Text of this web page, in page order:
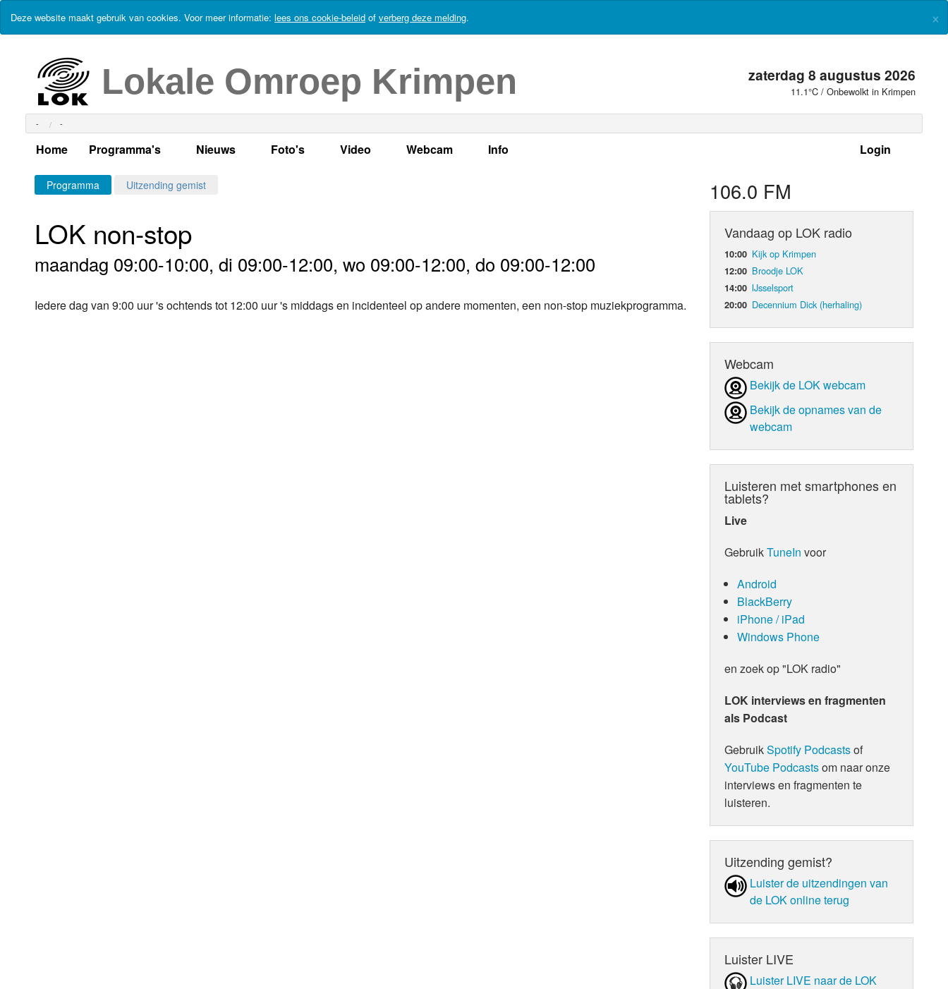
Deze website maakt gebruik van cookies. Voor meer informatie: lees ons cookie-beleid of verberg deze melding. ×
Lokale Omroep Krimpen zaterdag 8 augustus 2026
11.1°C / Onbewolkt in Krimpen
- -
Login
Home Programma's
Alle dagen
Per dag
Dinsdag
Woensdag
Alle programma's
Uitzending gemist?
Nieuws
Actueel Lokaal Nieuws
Columns
RSS feed
Foto's
Smoelenboek
Video Webcam Info
Vacatures
Programma Uitzending gemist
LOK non-stop
maandag 09:00-10:00, di 09:00-12:00, wo 09:00-12:00, do 09:00-12:00
Iedere dag van 9:00 uur 's ochtends tot 12:00 uur 's middags en incidenteel op andere momenten, een non-stop muziekprogramma.
106.0 FM
Vandaag op LOK radio
10:00 Kijk op Krimpen
12:00 Broodje LOK
14:00 IJsselsport
20:00 Decennium Dick (herhaling)
Webcam
Bekijk de LOK webcam
Bekijk de opnames van de
webcam
Luisteren met smartphones en
tablets?
Live
GebruikTuneIn voor
Android
BlackBerry
iPhone / iPad
Windows Phone
en zoek op "LOK radio"
LOK interviews en fragmenten
als Podcast
GebruikSpotify Podcastsof
YouTube Podcastsom naar onze
interviews en fragmenten te
luisteren.
Uitzending gemist?
Luister de uit­zen­din­gen van
de LOK online terug
Luister LIVE
Luister LIVE naar de LOK